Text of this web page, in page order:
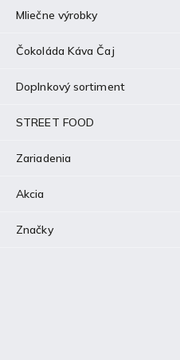
Mliečne výrobky
Čokoláda Káva Čaj
Doplnkový sortiment
STREET FOOD
Zariadenia
Akcia
Značky